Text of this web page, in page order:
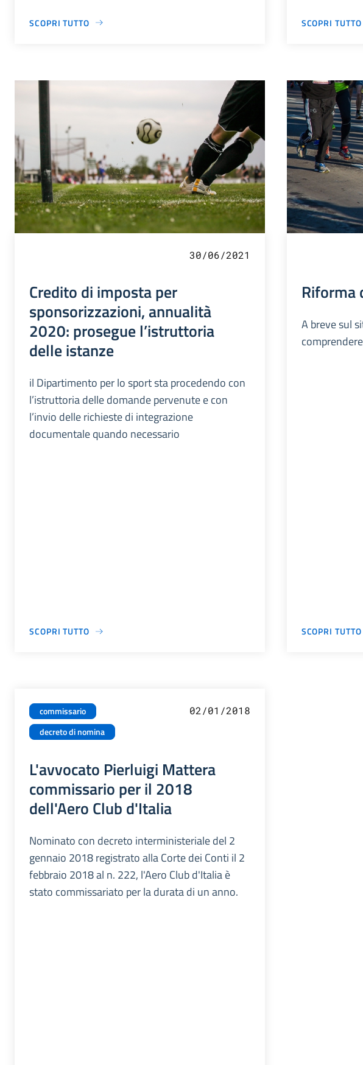
SCOPRI TUTTO SCOPRI TUTTO
30/06/2021
Credito di imposta per
sponsorizzazioni, annualità
2020: prosegue l’istruttoria
delle istanze
il Dipartimento per lo sport sta procedendo con
l’istruttoria delle domande pervenute e con
l’invio delle richieste di integrazione
documentale quando necessario
SCOPRI TUTTO
Riforma
A breve sul
SCOPRI TUTTO
commissario
decreto di nomina
02/01/2018
L'avvocato Pierluigi Mattera
commissario per il 2018
dell'Aero Club d'Italia
Nominato con decreto interministeriale del 2
gennaio 2018 registrato alla Corte dei Conti il 2
febbraio 2018 al n. 222, l'Aero Club d'Italia è
stato commissariato per la durata di un anno.